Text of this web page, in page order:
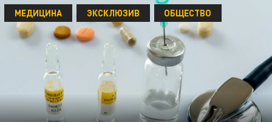
МЕДИЦИНА ЭКСКЛЮЗИВ ОБЩЕСТВО